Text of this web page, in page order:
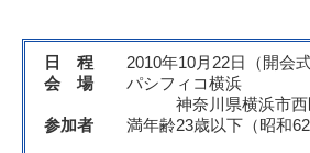
日 程 2010年10月22日（開会
会 場 パシフィコ横浜
神奈川県横浜市西区みな
参加者 満年齢23歳以下（昭和62